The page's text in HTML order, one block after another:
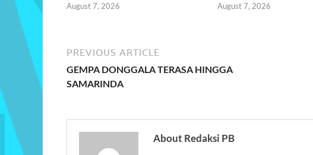
August 7, 2026 August 7, 2026
PREVIOUS ARTICLE
GEMPA DONGGALA TERASA HINGGA
SAMARINDA
About Redaksi PB